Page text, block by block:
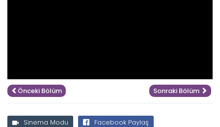
Önceki Bölüm Sonraki Bölüm
Sinema Modu Facebook Paylaş